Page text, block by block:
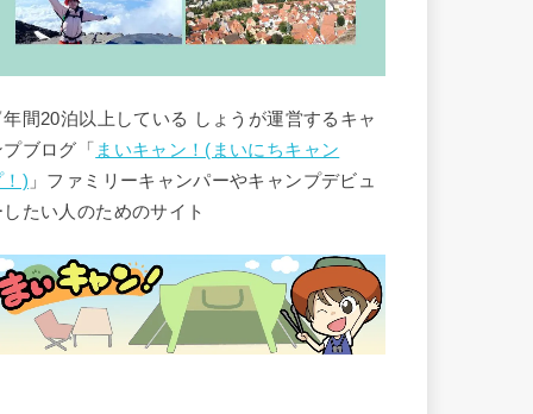
間20泊以上している しょうが運営するキャ
ブログ「 まいキャン！(まいにちキャン
！) 」ファミリーキャンパーやキャンプデビュ
したい人のためのサイト